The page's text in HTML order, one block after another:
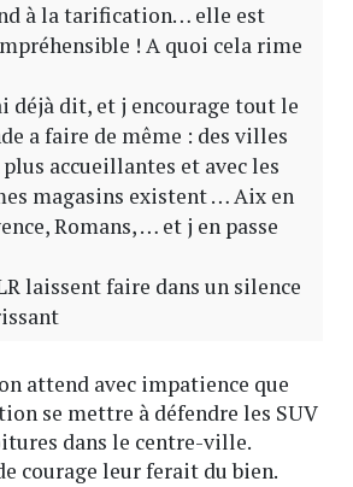
à la tarification… elle est
! A quoi cela rime
déjà dit, et j encourage tout le
a faire de même : des villes
accueillantes et avec les
magasins existent … Aix en
Romans, … et j en passe
laissent faire dans un silence
attend avec impatience que
se mettre à défendre les SUV
dans le centre-ville.
courage leur ferait du bien.